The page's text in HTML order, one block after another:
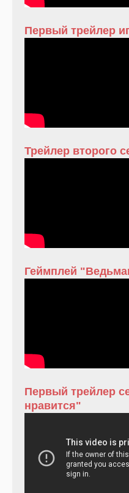
Первый трейлер
Трейлер второго
Геймплей
Первый трейлер
нравится"